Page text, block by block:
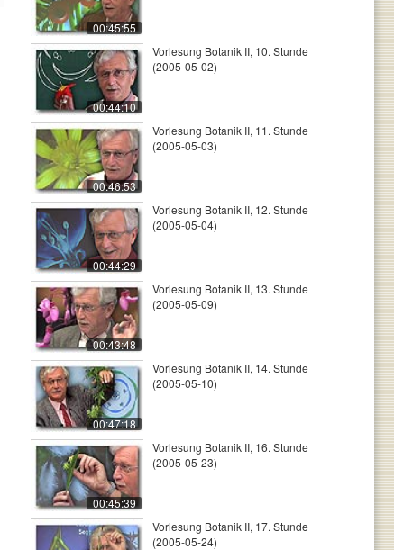
00:45:55
00:44:10
Vorlesung Botanik II, 10. Stunde
(2005-05-02)
00:46:53
Vorlesung Botanik II, 11. Stunde
(2005-05-03)
00:44:29
Vorlesung Botanik II, 12. Stunde
(2005-05-04)
00:43:48
Vorlesung Botanik II, 13. Stunde
(2005-05-09)
00:47:18
Vorlesung Botanik II, 14. Stunde
(2005-05-10)
00:45:39
Vorlesung Botanik II, 16. Stunde
(2005-05-23)
Vorlesung Botanik II, 17. Stunde
(2005-05-24)